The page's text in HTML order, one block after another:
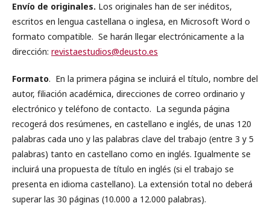
Envío de originales. Los originales han de ser inéditos,
escritos en lengua castellana o inglesa, en Microsoft Word o
formato compatible. Se harán llegar electrónicamente a la
dirección: revistaestudios@deusto.es
Formato. En la primera página se incluirá el título, nombre del
autor, filiación académica, direcciones de correo ordinario y
electrónico y teléfono de contacto. La segunda página
recogerá dos resúmenes, en castellano e inglés, de unas 120
palabras cada uno y las palabras clave del trabajo (entre 3 y 5
palabras) tanto en castellano como en inglés. Igualmente se
incluirá una propuesta de título en inglés (si el trabajo se
presenta en idioma castellano). La extensión total no deberá
superar las 30 páginas (10.000 a 12.000 palabras).